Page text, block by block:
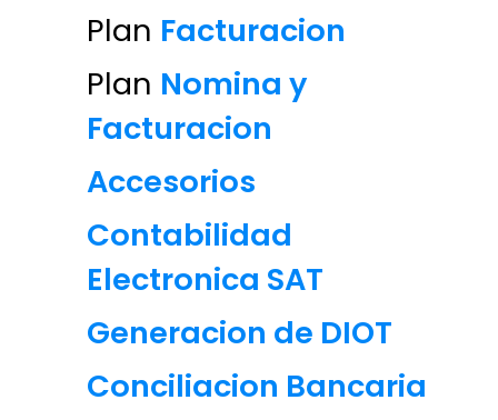
Plan Facturacion
Plan Nomina y
Facturacion
Accesorios
Contabilidad
Electronica SAT
Generacion de DIOT
Conciliacion Bancaria